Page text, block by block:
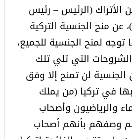
الأتراك (الرئيس – رئيس
عن منح الجنسية التركية
توجه لمنح الجنسية للجميع،
التي تلي تلك
الجنسية لن تمنح إلا وفق
في تركيا (من يملك
والرياضيون وأصحاب
تم وصفهم بأنهم أصحاب